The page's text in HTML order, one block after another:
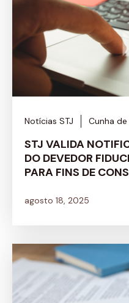
Notícias STJ Cunha
STJ VALIDA
DO DEVEDOR
PARA FINS DE
agosto 18, 2025